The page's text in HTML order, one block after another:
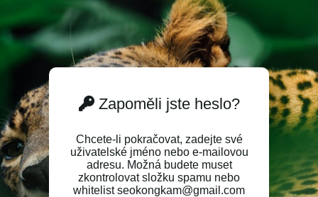
Zapoměli jste heslo?
Chcete-li pokračovat, zadejte své
uživatelské jméno nebo e-mailovou
adresu. Možná budete muset
zkontrolovat složku spamu nebo
whitelist seokongkam@gmail.com